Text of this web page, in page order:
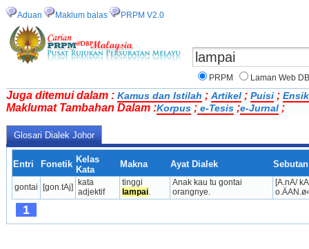
Aduan Maklum balas PRPM V2.0
PRPM Laman Web
Juga ditemui dalam : Kamus dan Istilah ; Artikel ; Puisi ;
Maklumat Tambahan Dalam :Korpus ; e-Tesis ;e-Jurnal ;
Glosari Dialek Johor
Entri Fonetik Kelas
Kata
Makna Ayat Dialek
gontai [gon.tAj]
kata
adjektif
lampai.
Anak kau tu gontai
orangnye.
[A.nA/
1